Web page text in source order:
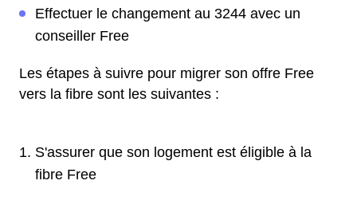
Effectuer le changement au 3244 avec un
conseiller Free
Les étapes à suivre pour migrer son offre Free
vers la fibre sont les suivantes :
S'assurer que son logement est éligible à la
fibre Free